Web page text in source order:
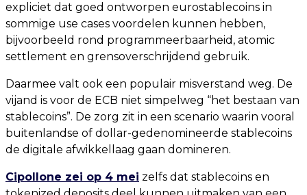
expliciet dat goed ontworpen eurostablecoins in
sommige use cases voordelen kunnen hebben,
bijvoorbeeld rond programmeerbaarheid, atomic
settlement en grensoverschrijdend gebruik.
Daarmee valt ook een populair misverstand weg. De
vijand is voor de ECB niet simpelweg “het bestaan van
stablecoins”. De zorg zit in een scenario waarin vooral
buitenlandse of dollar-gedenomineerde stablecoins
de digitale afwikkellaag gaan domineren.
Cipollone zei op 4 mei zelfs dat stablecoins en